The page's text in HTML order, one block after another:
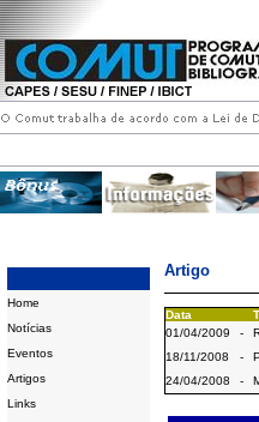
Home
Notícias
Eventos
Artigos
Links
Artigo
Data
01/04/2009
-
18/11/2008
-
24/04/2008
-